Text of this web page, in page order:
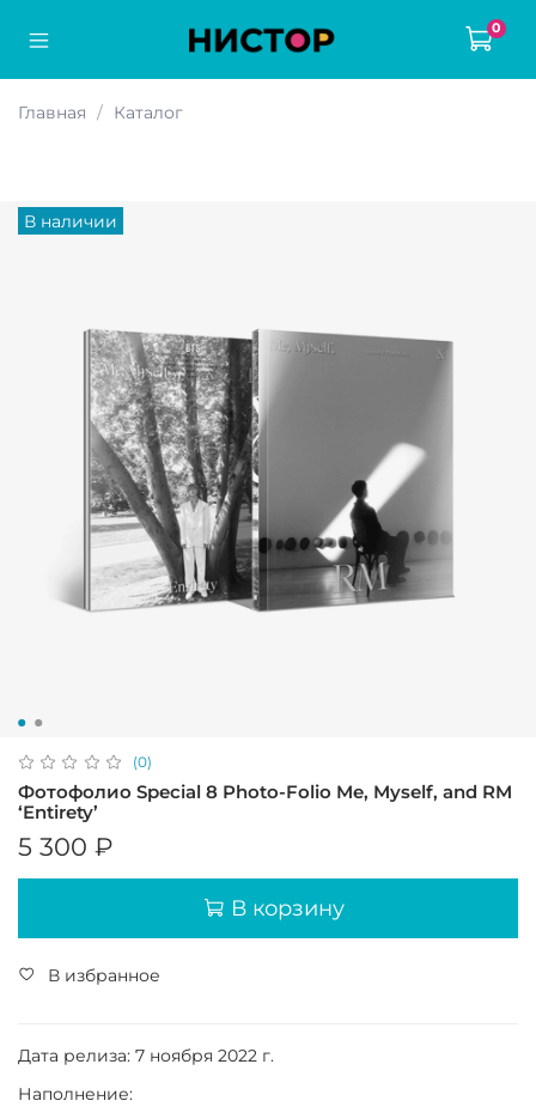
0
Главная Каталог
В наличии
(0)
Фотофолио Special 8 Photo-Folio Me, Myself, and RM
‘Entirety’
5 300 ₽
В корзину
В избранное
Дата релиза: 7 ноября 2022 г.
Наполнение: